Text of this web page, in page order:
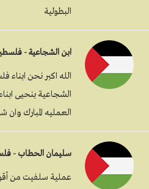
البطولية
ابن الشجاعية -
الله اكبر نحن ابناء
العمليه المبارك وان
سليمان الحطاب -
عملية سلفيت من